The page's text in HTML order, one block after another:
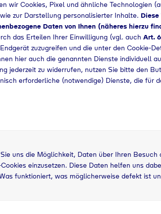
+49 3076280203
5 kg Nutzung
5
wir Cookies, Pixel und ähnliche Technologien
zur Darstellung personalisierter Inhalte.
Daten von Ihnen (näheres hierzu
das Erteilen Ihrer Einwilligung (vgl. auch Art.
zuzugreifen und die unter den Cookie-
hier auch die genannten Dienste individuell
jederzeit zu widerrufen, nutzen Sie bitte den
erforderliche (notwendige) Dienste, die für
uns die Möglichkeit, Daten über Ihren Besuch
einzusetzen. Diese Daten helfen uns
funktioniert, was möglicherweise defekt ist